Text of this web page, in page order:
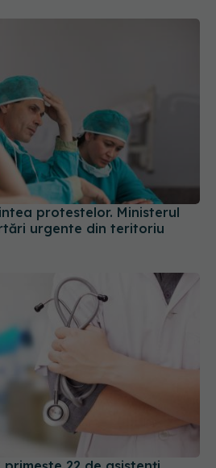
protestelor. Ministerul
urgente din teritoriu